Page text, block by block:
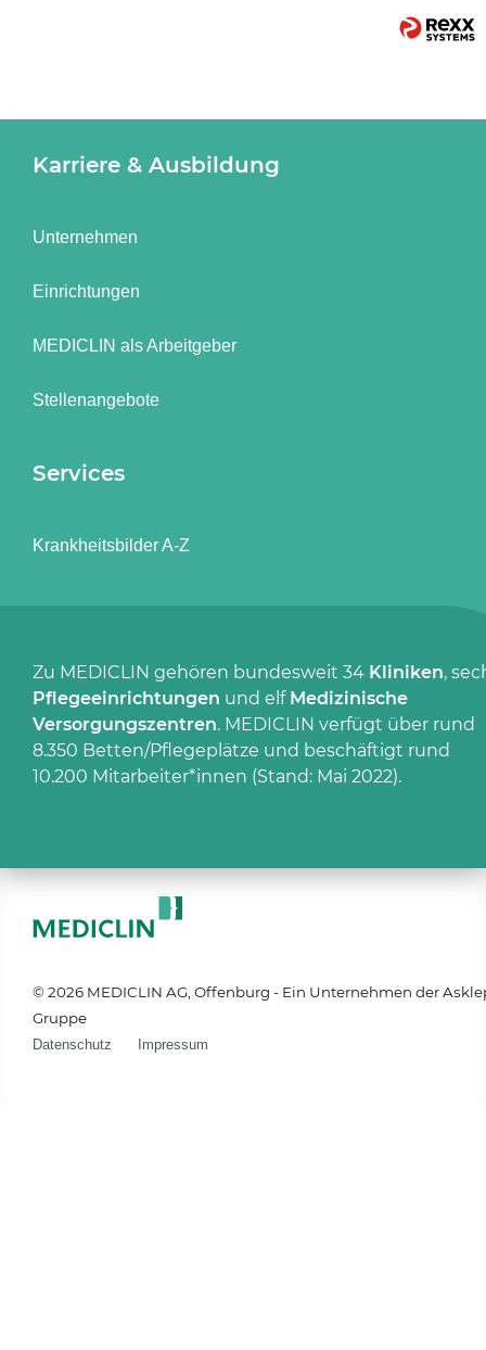
Karriere & Ausbildung
Unternehmen
Einrichtungen
MEDICLIN als Arbeitgeber
Stellenangebote
Services
Krankheitsbilder A-Z
Zu MEDICLIN gehören bundesweit 34 Kliniken,
Pflegeeinrichtungen und elf Medizinische
Versorgungszentren. MEDICLIN verfügt über rund
8.350 Betten/Pflegeplätze und beschäftigt rund
10.200 Mitarbeiter*innen (Stand: Mai 2022).
© 2026 MEDICLIN AG, Offenburg - Ein Unternehmen der
Gruppe
Datenschutz Impressum